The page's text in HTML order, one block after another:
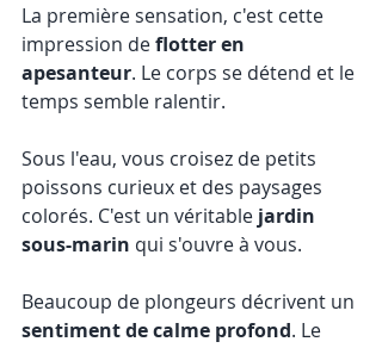
La première sensation, c'est cette
impression de flotter en
apesanteur. Le corps se détend et le
temps semble ralentir.
Sous l'eau, vous croisez de petits
poissons curieux et des paysages
colorés. C'est un véritable jardin
sous-marin qui s'ouvre à vous.
Beaucoup de plongeurs décrivent un
sentiment de calme profond. Le